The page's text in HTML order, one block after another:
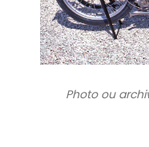
Photo ou